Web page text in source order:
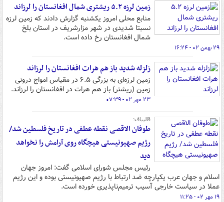
زمین لرزه ۵.۲ ریشتری شمال افغانستان را لرزاند
منابع محلی امروز یکشنبه گزارش دادند که زمین لرزه
نسبتا شدیدی در شهر مزارشریف در استان بلخ
شمال افغانستان رخ داده است.
۲۹ بهمن ۰۲ - ۱۶:۲۴
زلزله شدید باز هم هرات افغانستان را لرزاند
زمین لرزه‌ای به بزرگی ۶.۵ در مقیاس امواج درونی
زمین (ریشتر) باز هم هرات در افغانستان را لرزاند.
۲۳ مهر ۰۲ - ۰۷:۳۹
قالیباف:
طوفان الاقصی نقطه عطفی در تاریخ فلسطین شد/
رژیم صهیونیستی هیچگاه روی آرامش را نخواهد
دید
رئیس مجلس شورای اسلامی گفت: امروز جهان
اسلام و جهان عرب یکپارچه ضد ارتباط با رژیم صهیونیستی بوده و این رژیم
عملا در سیاست خارجی آسیب ترمیم‌ناپذیری خورده است.
۱۹ مهر ۰۲ - ۱۱:۲۵